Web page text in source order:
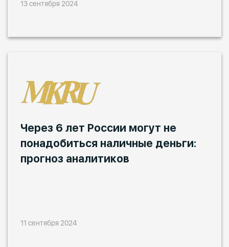
13 сентября 2024
Через 6 лет России могут не
понадобиться наличные деньги:
прогноз аналитиков
11 сентября 2024